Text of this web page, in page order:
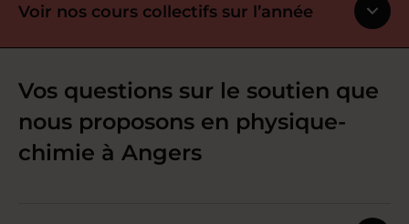
Voir nos cours collectifs sur l’année
Vos questions sur le soutien que
nous proposons en physique-
chimie à Angers